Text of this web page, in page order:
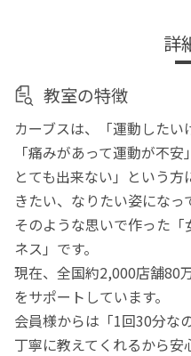
詳
教室の特徴
カーブスは、「運動したい
「痛みがあって運動が不
とても出来ない」という
きたい、なりたい姿になっ
そのような思いで作った
ネス」です。
現在、全国約2,000店舗80
をサポートしています。
会員様からは「1回30分な
丁寧に教えてくれるから